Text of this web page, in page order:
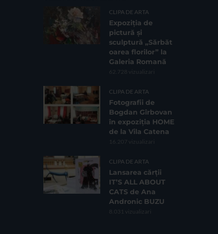
CLIPA DE ARTA
Expoziția de
pictură și
sculptură „Sărbăt
oarea florilor” la
Galeria Romană
62.728 vizualizari
CLIPA DE ARTA
Fotografii de
Bogdan Gîrbovan
în expoziția HOME
de la Vila Catena
16.207 vizualizari
CLIPA DE ARTA
Lansarea cărții
IT’S ALL ABOUT
CATS de Ana
Andronic BUZU
8.031 vizualizari